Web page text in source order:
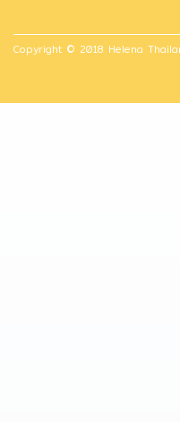
Copyright © 2018 Helena